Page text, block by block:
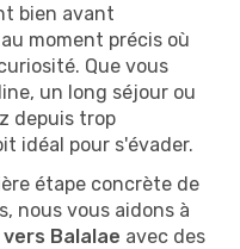
bien avant
moment précis où
Que vous
un long séjour ou
depuis trop
idéal pour s'évader.
étape concrète de
nous vous aidons à
Balalae avec des